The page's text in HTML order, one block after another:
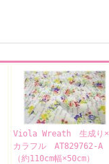
Viola Wreath 生成り×
カラフル AT829762-A
（約110cm幅×50cm）